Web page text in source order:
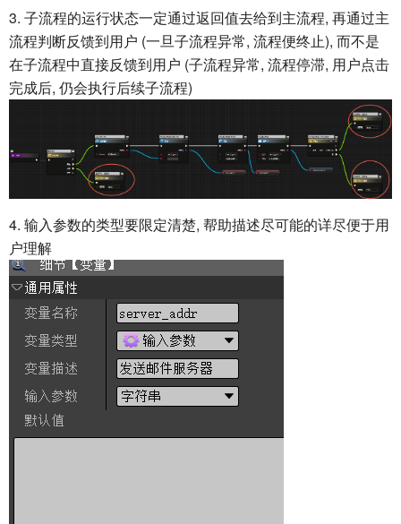
3. 子流程的运行状态一定通过返回值去给到主流程, 再通过主
流程判断反馈到用户 (一旦子流程异常, 流程便终止), 而不是
在子流程中直接反馈到用户 (子流程异常, 流程停滞, 用户点击
完成后, 仍会执行后续子流程)
4. 输入参数的类型要限定清楚, 帮助描述尽可能的详尽便于用
户理解